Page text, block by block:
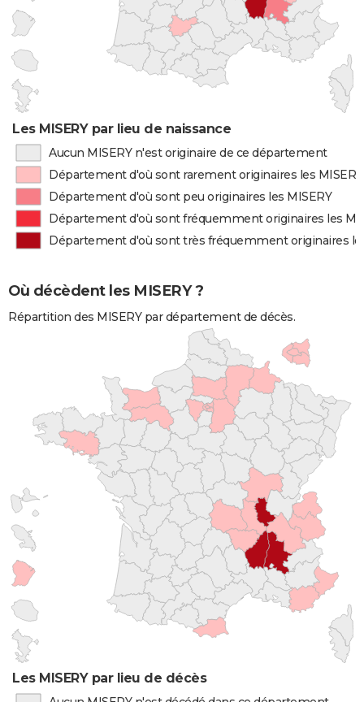
Les MISERY par lieu de naissance
Aucun MISERY n'est originaire de ce département
Département d'où sont rarement originaires les MISERY
Département d'où sont peu originaires les MISERY
Département d'où sont fréquemment originaires les
Département d'où sont très fréquemment originaires
Où décèdent les MISERY ?
Répartition des MISERY par département de décès.
Les MISERY par lieu de décès